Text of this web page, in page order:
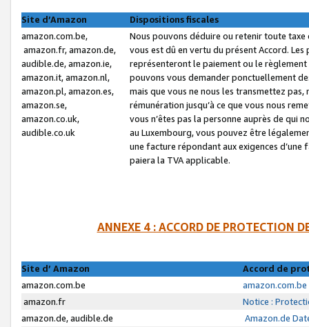
Site d’Amazon
Dispositions fiscales
amazon.com.be,
amazon.fr, amazon.de,
audible.de, amazon.ie,
amazon.it, amazon.nl,
amazon.pl, amazon.es,
amazon.se,
amazon.co.uk,
audible.co.uk
Nous pouvons déduire ou retenir toute
vous est dû en vertu du présent Accord.
représenteront le paiement ou le
pouvons vous demander ponctuellement
mais que vous ne nous les transmettez
rémunération jusqu’à ce que vous nous
vous n’êtes pas la personne auprès de qui
au Luxembourg, vous pouvez être
une facture répondant aux exigences
paiera la TVA applicable.
ANNEXE 4 : ACCORD DE PROTECTION
Site d’ Amazon
Accord de
amazon.com.be
amazon.fr
Notice :
amazon.de, audible.de
Amazon.de